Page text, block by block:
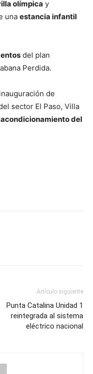
olímpica y
una estancia infantil
del plan
Perdida.
de
sector El Paso, Villa
del
Artículo siguiente
Punta Catalina Unidad 1
reintegrada al sistema
eléctrico nacional